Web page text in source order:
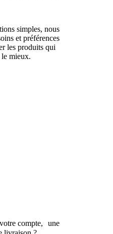
simples, nous
et préférences
les produits qui
mieux.
compte, une